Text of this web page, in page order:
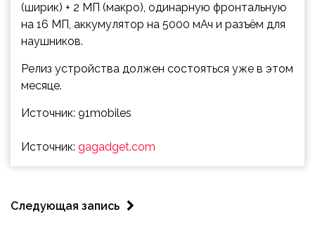
(ширик) + 2 МП (макро), одинарную фронтальную
на 16 МП, аккумулятор на 5000 мАч и разъём для
наушников.
Релиз устройства должен состояться уже в этом
месяце.
Источник: 91mobiles
Источник: gagadget.com
Следующая запись